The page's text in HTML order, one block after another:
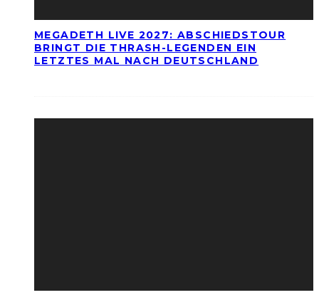
MEGADETH LIVE 2027: ABSCHIEDSTOUR
BRINGT DIE THRASH-LEGENDEN EIN
LETZTES MAL NACH DEUTSCHLAND